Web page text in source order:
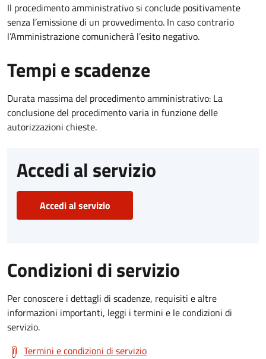
Il procedimento amministrativo si conclude positivamente
senza l’emissione di un provvedimento. In caso contrario
l’Amministrazione comunicherà l’esito negativo.
Tempi e scadenze
Durata massima del procedimento amministrativo: La
conclusione del procedimento varia in funzione delle
autorizzazioni chieste.
Accedi al servizio
Accedi al servizio
Condizioni di servizio
Per conoscere i dettagli di scadenze, requisiti e altre
informazioni importanti, leggi i termini e le condizioni di
servizio.
Termini e condizioni di servizio